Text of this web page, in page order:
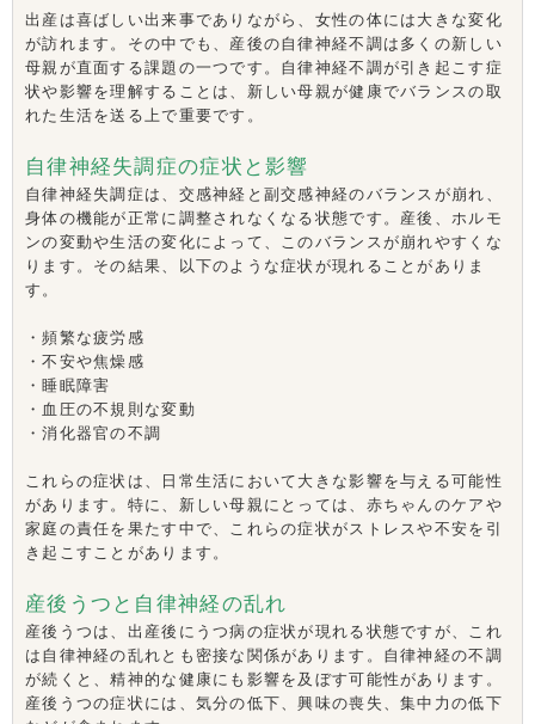
出産は喜ばしい出来事でありながら、女性の体には大きな変化
が訪れます。その中でも、産後の自律神経不調は多くの新しい
母親が直面する課題の一つです。自律神経不調が引き起こす症
状や影響を理解することは、新しい母親が健康でバランスの取
れた生活を送る上で重要です。
自律神経失調症の症状と影響
自律神経失調症は、交感神経と副交感神経のバランスが崩れ、
身体の機能が正常に調整されなくなる状態です。産後、ホルモ
ンの変動や生活の変化によって、このバランスが崩れやすくな
ります。その結果、以下のような症状が現れることがありま
す。
・頻繁な疲労感
・不安や焦燥感
・睡眠障害
・血圧の不規則な変動
・消化器官の不調
これらの症状は、日常生活において大きな影響を与える可能性
があります。特に、新しい母親にとっては、赤ちゃんのケアや
家庭の責任を果たす中で、これらの症状がストレスや不安を引
き起こすことがあります。
産後うつと自律神経の乱れ
産後うつは、出産後にうつ病の症状が現れる状態ですが、これ
は自律神経の乱れとも密接な関係があります。自律神経の不調
が続くと、精神的な健康にも影響を及ぼす可能性があります。
産後うつの症状には、気分の低下、興味の喪失、集中力の低下